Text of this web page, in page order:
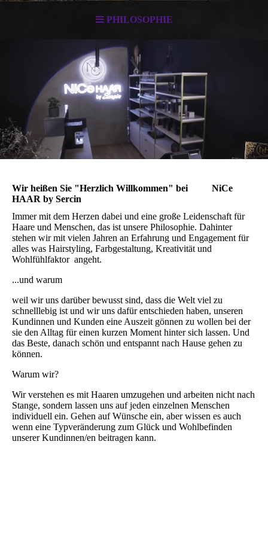
PHILOSOPHIE
Wir heißen Sie "Herzlich Willkommen" bei NiCe
HAAR by Sercin
Immer mit dem Herzen dabei und eine große Leidenschaft für
Haare und Menschen, das ist unsere Philosophie. Dahinter
stehen wir mit vielen Jahren an Erfahrung und Engagement für
alles was Hairstyling, Farbgestaltung, Kreativität und
Wohlfühlfaktor angeht.
...und warum
weil wir uns darüber bewusst sind, dass die Welt viel zu
schnelllebig ist und wir uns dafür entschieden haben, unseren
Kundinnen und Kunden eine Auszeit gönnen zu wollen bei der
sie den Alltag für einen kurzen Moment hinter sich lassen. Und
das Beste, danach schön und entspannt nach Hause gehen zu
können.
Warum wir?
Wir verstehen es mit Haaren umzugehen und arbeiten nicht nach
Stange, sondern lassen uns auf jeden einzelnen Menschen
individuell ein. Gehen auf Wünsche ein, aber wissen es auch
wenn eine Typveränderung zum Glück und Wohlbefinden
unserer Kundinnen/en beitragen kann.